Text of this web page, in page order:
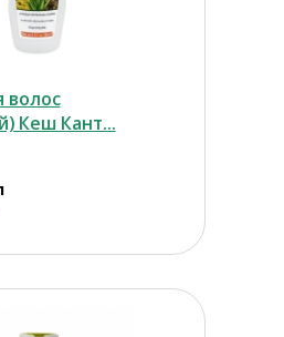
волос
Кеш Кант...